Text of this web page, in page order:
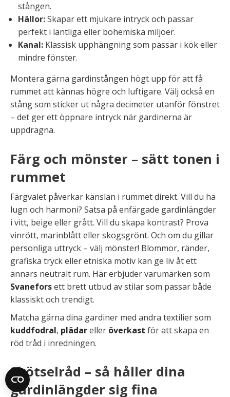
stången.
Hällor:Skapar ett mjukare intryck och passar
perfekt i lantliga eller bohemiska miljöer.
Kanal: Klassisk upphängning som passar i kök eller
mindre fönster.
Montera gärna gardinstången högt upp för att få
rummet att kännas högre och luftigare. Välj också en
stång som sticker ut några decimeter utanför fönstret
– det ger ett öppnare intryck när gardinerna är
uppdragna.
Färg och mönster – sätt tonen i
rummet
Färgvalet påverkar känslan i rummet direkt. Vill du ha
lugn och harmoni? Satsa på enfärgade gardinlängder
i vitt, beige eller grått. Vill du skapa kontrast? Prova
vinrött, marinblått eller skogsgrönt. Och om du gillar
personliga uttryck – välj mönster! Blommor, ränder,
grafiska tryck eller etniska motiv kan ge liv åt ett
annars neutralt rum. Här erbjuder varumärken som
Svaneforsett brett utbud av stilar som passar både
klassiskt och trendigt.
Matcha gärna dina gardiner med andra textilier som
kuddfodral, plädareller överkast för att skapa en
röd tråd i inredningen.
Skötselråd – så håller dina
gardinlängder sig fina